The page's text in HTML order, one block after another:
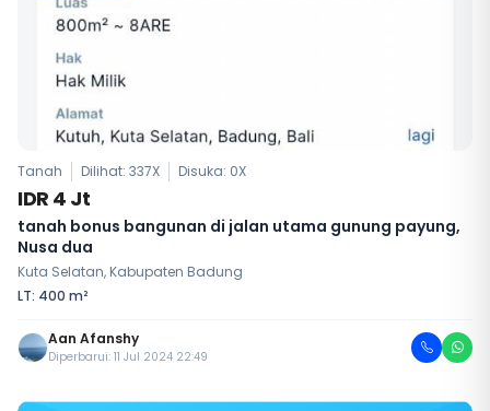
Tanah Dilihat: 337X Disuka: 0X
IDR 4 Jt
tanah bonus bangunan di jalan utama gunung payung,
Nusa dua
Kuta Selatan, Kabupaten Badung
LT: 400 m²
Aan Afanshy
Diperbarui: 11 Jul 2024 22:49